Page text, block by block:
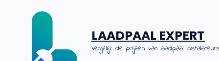
LAADPAAL EXPERT
Vergelijk de prijzen van laadpaal